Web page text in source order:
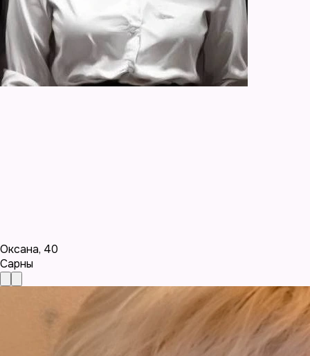
Оксана, 40
Сарны